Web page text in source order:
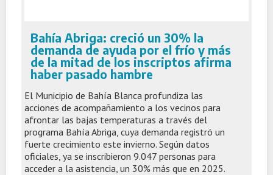
Bahía Abriga: creció un 30% la
demanda de ayuda por el frío y más
de la mitad de los inscriptos afirma
haber pasado hambre
El Municipio de Bahía Blanca profundiza las
acciones de acompañamiento a los vecinos para
afrontar las bajas temperaturas a través del
programa Bahía Abriga, cuya demanda registró un
fuerte crecimiento este invierno. Según datos
oficiales, ya se inscribieron 9.047 personas para
acceder a la asistencia, un 30% más que en 2025.